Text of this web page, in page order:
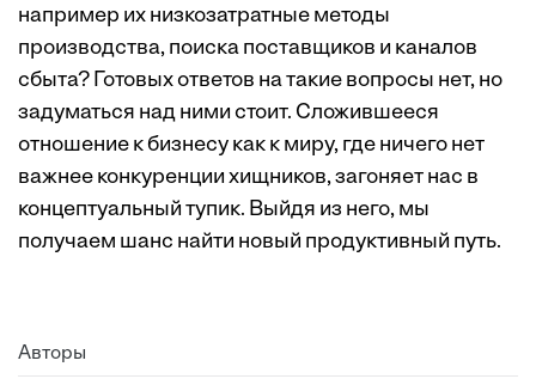
например их низкозатратные методы
производства, поиска поставщиков и каналов
сбыта? Готовых ответов на такие вопросы нет, но
задуматься над ними стоит. Сложившееся
отношение к бизнесу как к миру, где ничего нет
важнее конкуренции хищников, загоняет нас в
концептуальный тупик. Выйдя из него, мы
получаем шанс найти новый продуктивный путь.
Авторы